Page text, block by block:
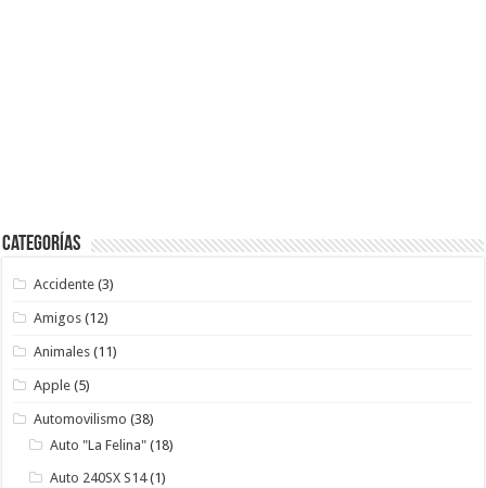
Categorías
Accidente (3)
Amigos (12)
Animales (11)
Apple (5)
Automovilismo (38)
Auto "La Felina" (18)
Auto 240SX S14(1)